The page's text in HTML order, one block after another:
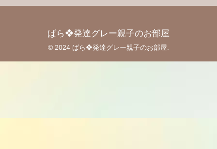
ばら❖発達グレー親子のお部屋
© 2024 ばら❖発達グレー親子のお部屋.